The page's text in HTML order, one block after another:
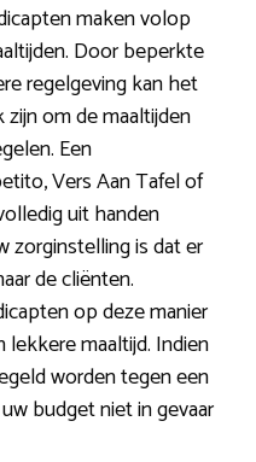
maken volop
Door beperkte
regelgeving kan het
om de maaltijden
Een
Vers Aan Tafel of
uit handen
zorginstelling is dat er
de cliënten.
op deze manier
lekkere maaltijd. Indien
worden tegen een
budget niet in gevaar